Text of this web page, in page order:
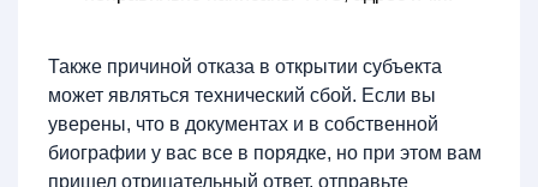
Также причиной отказа в открытии субъекта
может являться технический сбой. Если вы
уверены, что в документах и в собственной
биографии у вас все в порядке, но при этом вам
пришел отрицательный ответ, отправьте